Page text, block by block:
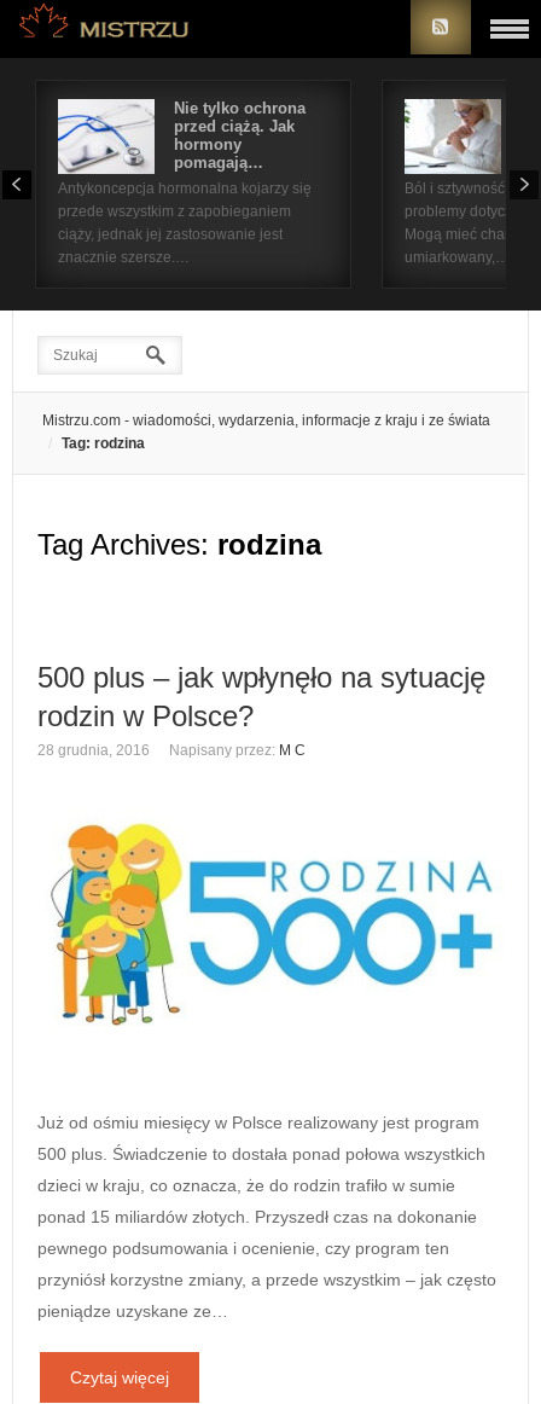
Nie tylko ochrona
przed ciążą. Jak
hormony
pomagają…
Antykoncepcja hormonalna kojarzy się
przede wszystkim z zapobieganiem
ciąży, jednak jej zastosowanie jest
znacznie szersze.…
Ból i sztywność
problemy
Mogą mieć
umiarkowany,…
Mistrzu.com - wiadomości, wydarzenia, informacje z kraju i ze świata
Tag: rodzina
Tag Archives: rodzina
500 plus – jak wpłynęło na sytuację
rodzin w Polsce?
28 grudnia, 2016 Napisany przez: M C
Już od ośmiu miesięcy w Polsce realizowany jest program
500 plus. Świadczenie to dostała ponad połowa wszystkich
dzieci w kraju, co oznacza, że do rodzin trafiło w sumie
ponad 15 miliardów złotych. Przyszedł czas na dokonanie
pewnego podsumowania i ocenienie, czy program ten
przyniósł korzystne zmiany, a przede wszystkim – jak często
pieniądze uzyskane ze…
Czytaj więcej